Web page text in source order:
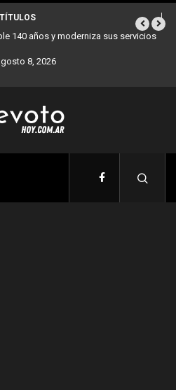
Bares Notables y ya son 90 en
la Ciudad
8, 2026